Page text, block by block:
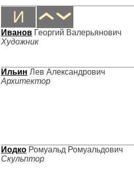
И
Иванов Георгий Валерьянович
Художник
Ильин Лев Александрович
Архитектор
Иодко Ромуальд Ромуальдович
Скульптор